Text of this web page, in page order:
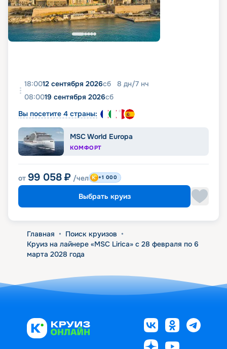
18:0012 сентября 2026сб 8 дн/7 нч
08:0019 сентября 2026сб
Вы посетите 4 страны:
MSC World Europa
КОМФОРТ
от 99 058 ₽ /чел +1 000
Выбрать круиз
Главная • Поиск круизов •
Круиз на лайнере «MSC Lirica» с 28 февраля по 6
марта 2028 года